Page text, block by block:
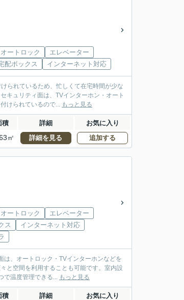
オートロック
エレベーター
配ボックス インターネット対応
られているため、忙しくて在宅時間が少な
キュリティ面は、TVインターホン・オート
けられているので... もっと見る
積 詳細 お気に入り
㎡ 詳細を見る 追加する
オートロック
エレベーター
ス
インターネット対応
、オートロック・TVインターホンなどを
と空間を利用することも可能です。室内設
で温度管理できる... もっと見る
積 詳細 お気に入り